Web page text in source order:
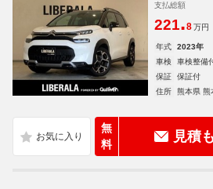
支払総額
221.8 万円
年式 2023年
車検
車検整備
保証
保証付
住所
熊本県 熊
無
料
見積